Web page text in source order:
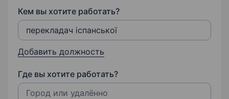
Кем вы хотите работать?
Добавить должность
Где вы хотите работать?